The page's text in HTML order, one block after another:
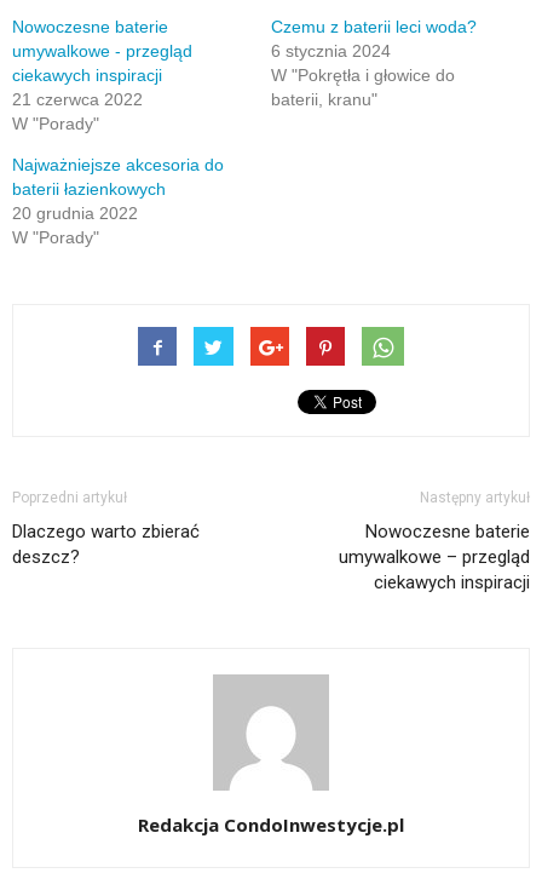
w
nowym
oknie)
Nowoczesne baterie
umywalkowe - przegląd
ciekawych inspiracji
21 czerwca 2022
W "Porady"
Czemu z baterii leci woda?
6 stycznia 2024
W "Pokrętła i głowice do
baterii, kranu"
Najważniejsze akcesoria do
baterii łazienkowych
20 grudnia 2022
W "Porady"
Poprzedni artykuł
Dlaczego warto zbierać
deszcz?
Następny artykuł
Nowoczesne baterie
umywalkowe – przegląd
ciekawych inspiracji
Redakcja CondoInwestycje.pl